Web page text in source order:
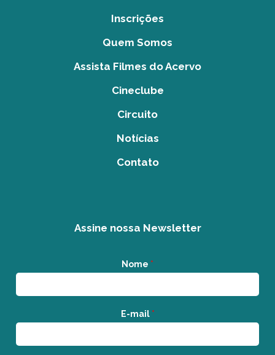
Inscrições
Quem Somos
Assista Filmes do Acervo
Cineclube
Circuito
Notícias
Contato
Assine nossa Newsletter
Nome *
E-mail *